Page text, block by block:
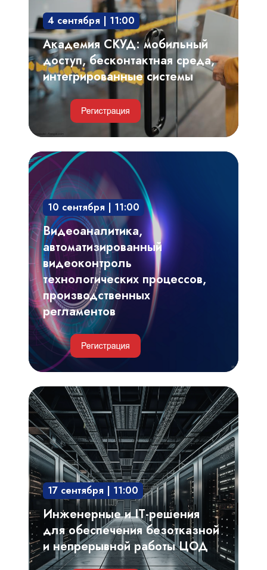
интегрированные
системы
4 сентября | 11:00
Академия СКУД: мобильный
доступ, бесконтактная среда,
интегрированные системы
Видеоаналитика,
автоматизированный
видеоконтроль
технологических
процессов,
производственных
регламентов
10 сентября | 11:00
Видеоаналитика,
автоматизированный
видеоконтроль
технологических процессов,
производственных
регламентов
Инженерные
и
IT-
решения
для
обеспечения
безотказной
и
непрерывной
работы
ЦОД
17 сентября | 11:00
Инженерные и IT-решения
для обеспечения безотказной
и непрерывной работы ЦОД